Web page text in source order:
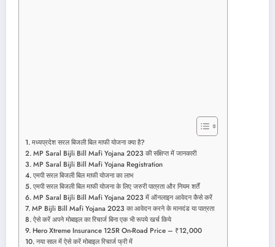
मध्यप्रदेश सरल बिजली बिल माफी योजना क्या है?
MP Saral Bijli Bill Mafi Yojana 2023 की संक्षिप्त में जानकारी
MP Saral Bijli Bill Mafi Yojana Registration
एमपी सरल बिजली बिल माफी योजना का लाभ
एमपी सरल बिजली बिल माफी योजना के लिए जरुरी पात्रता और नियम शर्तें
MP Saral Bijli Bill Mafi Yojana 2023 में ऑनलाइन आवेदन कैसे करें
MP Bijli Bill Mafi Yojana 2023 का आवेदन करने के मानदंड या पात्रता
ऐसे करें अपने मोबाइल का रिचार्ज बिना एक भी रूपये खर्च किये
Hero Xtreme Insurance 125R On-Road Price – ₹12,000
नया साल में ऐसे करें मोबाइल रिचार्ज फ्री में